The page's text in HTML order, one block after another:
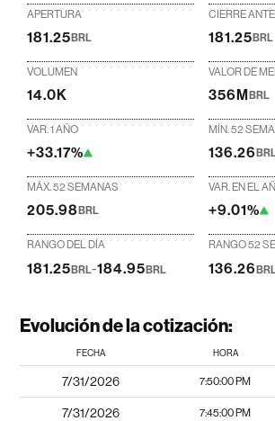
APERTURA
181.25BRL
CIERRE
181.25BRL
VOLUMEN
14.0K
VALOR DE
356MBRL
VAR. 1 AÑO
+33.17%
MÍN. 52
136.26
MÁX. 52 SEMANAS
205.98BRL
VAR. EN EL
+9.01%
RANGO DEL DÍA
181.25BRL-184.95BRL
RANGO 52
136.26
Evolución de la cotización:
FECHA HORA
7/31/2026 7:50:00 PM
7/31/2026 7:45:00 PM